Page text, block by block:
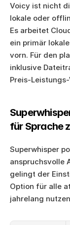
Voicy ist nicht
lokale oder
Es arbeitet
ein primär
vorn. Für den
inklusive
Preis-
für Sprache
Superwhisper
anspruchsvolle
gelingt der
Option für alle
jahrelang